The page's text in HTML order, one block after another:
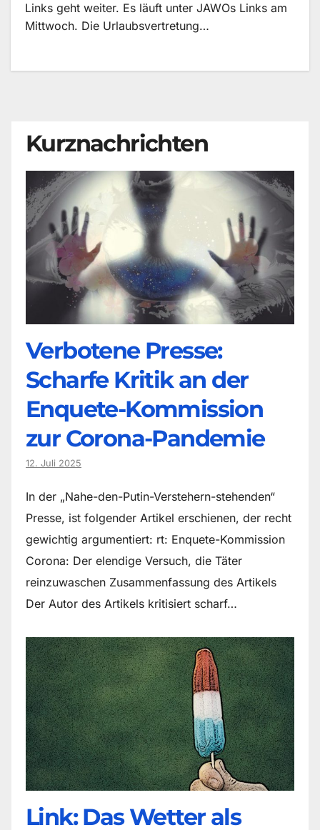
Links geht weiter. Es läuft unter JAWOs Links am
Mittwoch. Die Urlaubsvertretung…
Kurznachrichten
Verbotene Presse:
Scharfe Kritik an der
Enquete-Kommission
zur Corona-Pandemie
12. Juli 2025
In der „Nahe-den-Putin-Verstehern-stehenden“
Presse, ist folgender Artikel erschienen, der recht
gewichtig argumentiert: rt: Enquete-Kommission
Corona: Der elendige Versuch, die Täter
reinzuwaschen Zusammenfassung des Artikels
Der Autor des Artikels kritisiert scharf…
Link: Das Wetter als